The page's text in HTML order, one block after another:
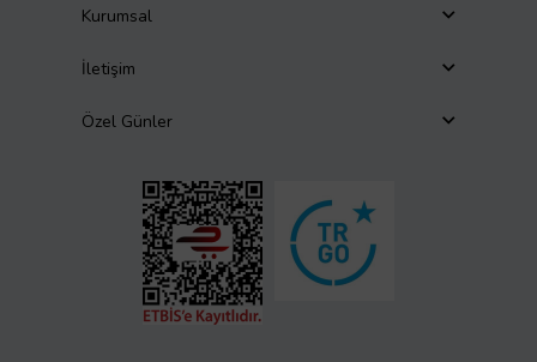
Kurumsal
İletişim
Özel Günler